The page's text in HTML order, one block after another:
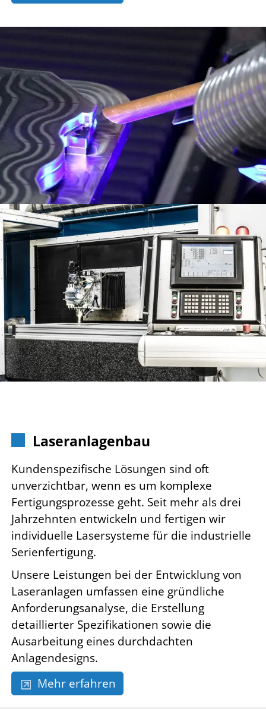
Laseranlagenbau
Kundenspezifische Lösungen sind oft
unverzichtbar, wenn es um komplexe
Fertigungsprozesse geht. Seit mehr als drei
Jahrzehnten entwickeln und fertigen wir
individuelle Lasersysteme für die industrielle
Serienfertigung.
Unsere Leistungen bei der Entwicklung von
Laseranlagen umfassen eine gründliche
Anforderungsanalyse, die Erstellung
detaillierter Spezifikationen sowie die
Ausarbeitung eines durchdachten
Anlagendesigns.
Mehr erfahren